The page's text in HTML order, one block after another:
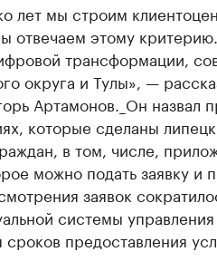
лет мы строим
отвечаем этому
трансформации,
округа и Тулы», —
Артамонов._Он назвал
которые сделаны
в том, числе,
можно подать заявку и
заявок
системы
предоставления